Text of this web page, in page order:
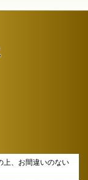
上、お間違いのない